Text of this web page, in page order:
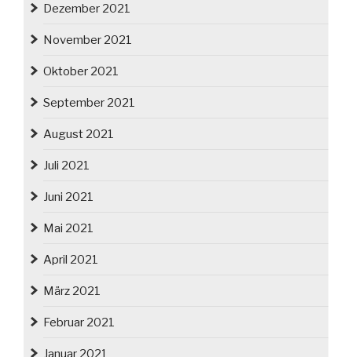
Dezember 2021
November 2021
Oktober 2021
September 2021
August 2021
Juli 2021
Juni 2021
Mai 2021
April 2021
März 2021
Februar 2021
Januar 2021